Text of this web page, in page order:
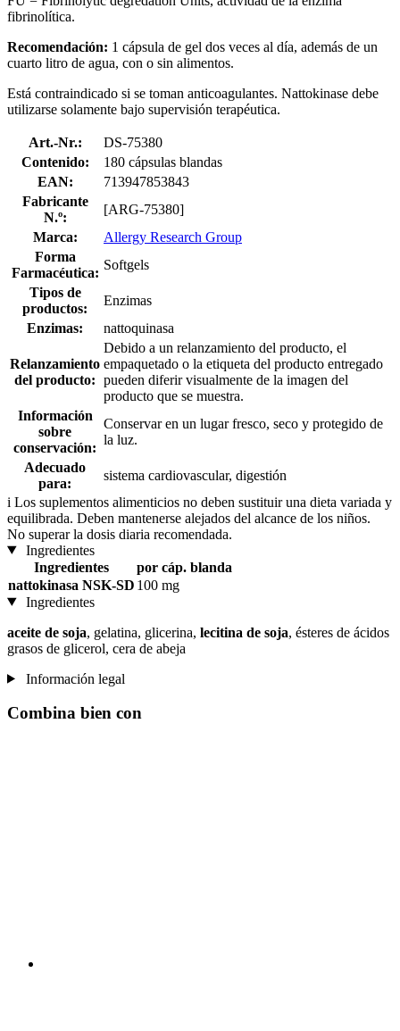
fibrinolítica.
Recomendación: 1 cápsula de gel dos veces al día, además de un
cuarto litro de agua, con o sin alimentos.
Está contraindicado si se toman anticoagulantes. Nattokinase debe
utilizarse solamente bajo supervisión terapéutica.
Art.-Nr.:
DS-75380
Contenido:
180 cápsulas blandas
EAN:
713947853843
Fabricante
N.º:
[ARG-75380]
Marca:
Allergy Research Group
Forma
Farmacéutica:
Softgels
Tipos de
productos:
Enzimas
Enzimas:
nattoquinasa
Relanzamiento
del producto:
Debido a un relanzamiento del producto, el
empaquetado o la etiqueta del producto entregado
pueden diferir visualmente de la imagen del
producto que se muestra.
Información
sobre
conservación:
Conservar en un lugar fresco, seco y protegido de
la luz.
Adecuado
para:
sistema cardiovascular, digestión
i Los suplementos alimenticios no deben sustituir una dieta variada y
equilibrada. Deben mantenerse alejados del alcance de los niños.
No superar la dosis diaria recomendada.
Ingredientes
Ingredientes
por cáp. blanda
nattokinasa NSK-SD 100 mg
Ingredientes
aceite de soja, gelatina, glicerina, lecitina de soja, ésteres de ácidos
grasos de glicerol, cera de abeja
Información legal
Combina bien con